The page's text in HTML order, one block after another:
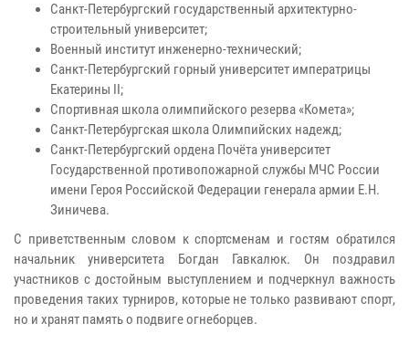
Санкт-Петербургский государственный архитектурно-
строительный университет;
Военный институт инженерно-технический;
Санкт-Петербургский горный университет императрицы
Екатерины II;
Спортивная школа олимпийского резерва «Комета»;
Санкт-Петербургская школа Олимпийских надежд;
Санкт-Петербургский ордена Почёта университет
Государственной противопожарной службы МЧС России
имени Героя Российской Федерации генерала армии Е.Н.
Зиничева.
С приветственным словом к спортсменам и гостям обратился
начальник университета Богдан Гавкалюк. Он поздравил
участников с достойным выступлением и подчеркнул важность
проведения таких турниров, которые не только развивают спорт,
но и хранят память о подвиге огнеборцев.